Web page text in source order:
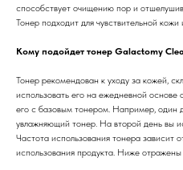
способствует очищению пор и
Тонер подходит для чувствительной
Кому подойдет тонер Galactomy
Тонер рекомендован к уходу за кожей,
использовать его на ежедневной основе
его с базовым тонером. Например, один
увлажняющий тонер. На второй день вы
Частота использования тонера зависит
использования продукта. Ниже